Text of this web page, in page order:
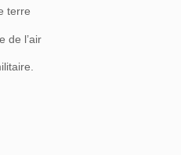
terre
de l’air